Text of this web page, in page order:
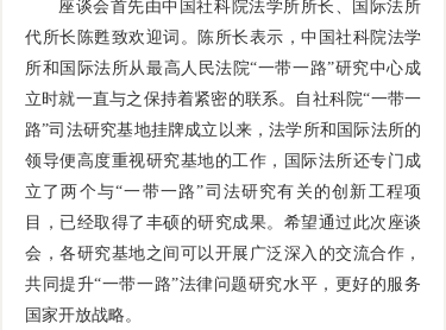
座谈会首先由中国社科院法学所所长、国际法所
代所长陈甦致欢迎词。陈所长表示，中国社科院法学
所和国际法所从最高人民法院“一带一路”研究中心成
立时就一直与之保持着紧密的联系。自社科院“一带一
路”司法研究基地挂牌成立以来，法学所和国际法所的
领导便高度重视研究基地的工作，国际法所还专门成
立了两个与“一带一路”司法研究有关的创新工程项
目，已经取得了丰硕的研究成果。希望通过此次座谈
会，各研究基地之间可以开展广泛深入的交流合作，
共同提升“一带一路”法律问题研究水平，更好的服务
国家开放战略。